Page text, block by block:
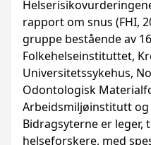
rapport om snus (FHI,
gruppe bestående av
Folkehelseinstituttet,
Universitetssykehus,
Odontologisk
Arbeidsmiljøinstitutt
Bidragsyterne er leger,
helseforskere, med